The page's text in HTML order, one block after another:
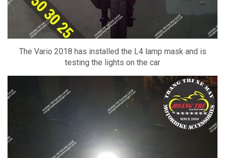
The Vario 2018 has installed the L4 lamp mask and is
testing the lights on the car